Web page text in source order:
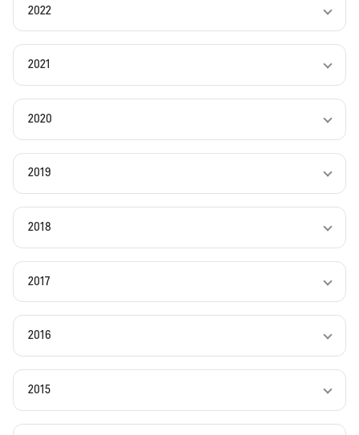
2022
2021
2020
2019
2018
2017
2016
2015